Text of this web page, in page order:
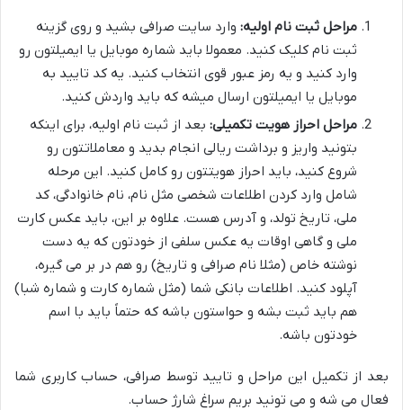
مراحل ثبت نام اولیه: وارد سایت صرافی بشید و روی گزینه
ثبت نام کلیک کنید. معمولا باید شماره موبایل یا ایمیلتون رو
وارد کنید و یه رمز عبور قوی انتخاب کنید. یه کد تایید به
موبایل یا ایمیلتون ارسال میشه که باید واردش کنید.
مراحل احراز هویت تکمیلی: بعد از ثبت نام اولیه، برای اینکه
بتونید واریز و برداشت ریالی انجام بدید و معاملاتتون رو
شروع کنید، باید احراز هویتتون رو کامل کنید. این مرحله
شامل وارد کردن اطلاعات شخصی مثل نام، نام خانوادگی، کد
ملی، تاریخ تولد، و آدرس هست. علاوه بر این، باید عکس کارت
ملی و گاهی اوقات یه عکس سلفی از خودتون که یه دست
نوشته خاص (مثلا نام صرافی و تاریخ) رو هم در بر می گیره،
آپلود کنید. اطلاعات بانکی شما (مثل شماره کارت و شماره شبا)
هم باید ثبت بشه و حواستون باشه که حتماً باید با اسم
خودتون باشه.
بعد از تکمیل این مراحل و تایید توسط صرافی، حساب کاربری شما
فعال می شه و می تونید بریم سراغ شارژ حساب.